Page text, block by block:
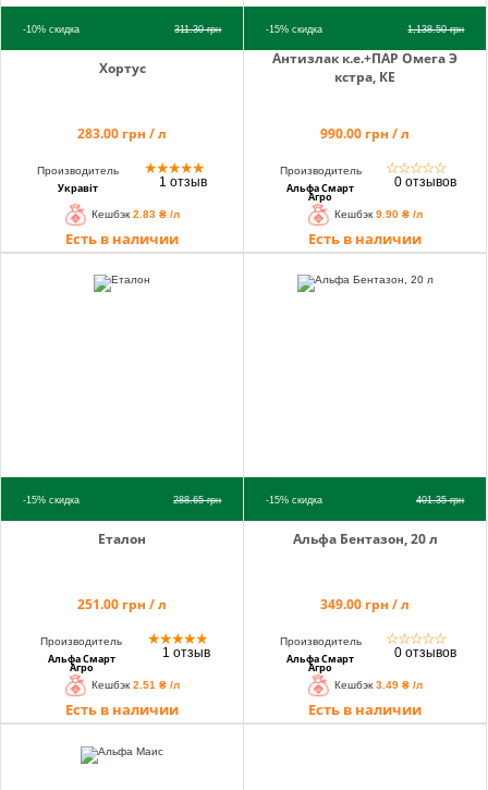
-10%скидка 311.30грн
Хортус
283.00 грн / л
Производитель
Укравіт
★★★★★
1 отзыв
Кешбэк 2.83 ₴ /л
Есть в наличии
-15%скидка 1,138.50грн
Антизлак к.е.+ПАР Омега Э
кстра, КЕ
990.00 грн / л
Производитель
Альфа Смарт
Агро
☆☆☆☆☆
0 отзывов
Кешбэк 9.90 ₴ /л
Есть в наличии
-15%скидка 288.65грн
Еталон
251.00 грн / л
Производитель
Альфа Смарт
Агро
★★★★★
1 отзыв
Кешбэк 2.51 ₴ /л
Есть в наличии
-15%скидка 401.35грн
Альфа Бентазон, 20 л
349.00 грн / л
Производитель
Альфа Смарт
Агро
☆☆☆☆☆
0 отзывов
Кешбэк 3.49 ₴ /л
Есть в наличии